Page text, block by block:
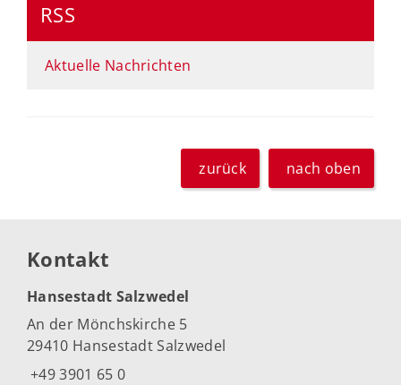
RSS
Aktuelle Nachrichten
zurück nach oben
Kontakt
Hansestadt Salzwedel
An der Mönchskirche 5
29410 Hansestadt Salzwedel
+49 3901 65 0